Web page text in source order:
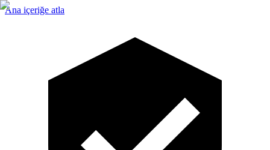
Ana içeriğe atla